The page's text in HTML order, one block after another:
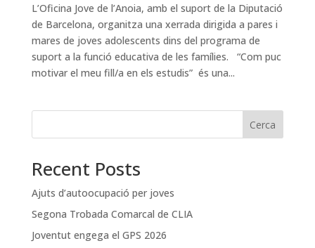
L’Oficina Jove de l’Anoia, amb el suport de la Diputació
de Barcelona, organitza una xerrada dirigida a pares i
mares de joves adolescents dins del programa de
suport a la funció educativa de les famílies. “Com puc
motivar el meu fill/a en els estudis” és una...
Cerca
Recent Posts
Ajuts d’autoocupació per joves
Segona Trobada Comarcal de CLIA
Joventut engega el GPS 2026